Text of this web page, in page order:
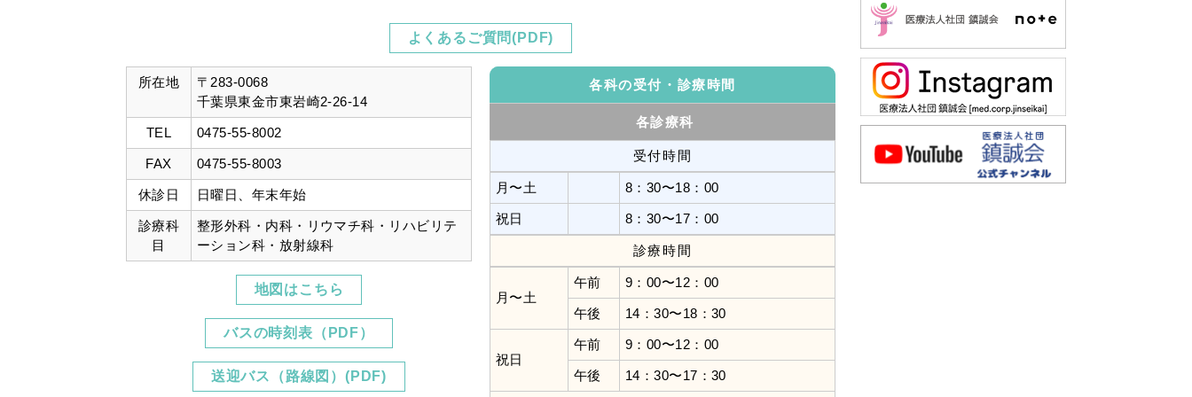
東金整形外科 【東金整形外科】熱中症講座ご参加ありがとうございました
2026/4/27 東金整形外科
【東金整形外科】祝5/5(火)『認知症を予防（自宅でできる体操）』講
座
2026/4/22 東金整形外科
【東金整形外科】祝4/29(水)『知らないと危険！正しい熱中症予防』
講座
東金整形外科 【東金整形外科】令和8年4月の外来診療予定について
東金整形外科 【東金整形外科】令和8年3月の外来診療予定について
東金整形外科 【東金整形外科】令和8年2月の外来診療予定について
よくあるご質問(PDF)
所在地
〒283-0068
千葉県東金市東岩崎2-26-14
TEL 0475-55-8002
FAX 0475-55-8003
休診日 日曜日、年末年始
診療科
目
整形外科・内科・リウマチ科・リハビリテ
ーション科・放射線科
地図はこちら
バスの時刻表（PDF）
送迎バス（路線図）(PDF)
各科の受付・診療時間
各診療科
受付時間
月〜土 8：30〜18：00
祝日 8：30〜17：00
診療時間
月〜土
午前 9：00〜12：00
午後 14：30〜18：30
祝日
午前 9：00〜12：00
午後 14：30〜17：30